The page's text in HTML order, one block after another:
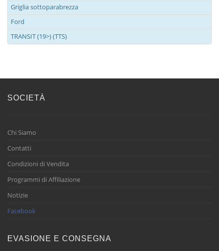
Griglia sottoparabrezza
Ford
TRANSIT (19>) (TTS)
SOCIETÀ
Chi Siamo
Contatti
Condizioni di Vendita
Programmi di Affiliazione
Notizie
Facebook
EVASIONE E CONSEGNA